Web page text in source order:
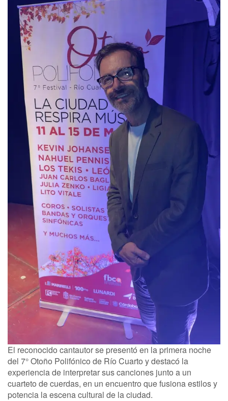
El reconocido cantautor se presentó en la primera noche
del 7° Otoño Polifónico de Río Cuarto y destacó la
experiencia de interpretar sus canciones junto a un
cuarteto de cuerdas, en un encuentro que fusiona estilos y
potencia la escena cultural de la ciudad.